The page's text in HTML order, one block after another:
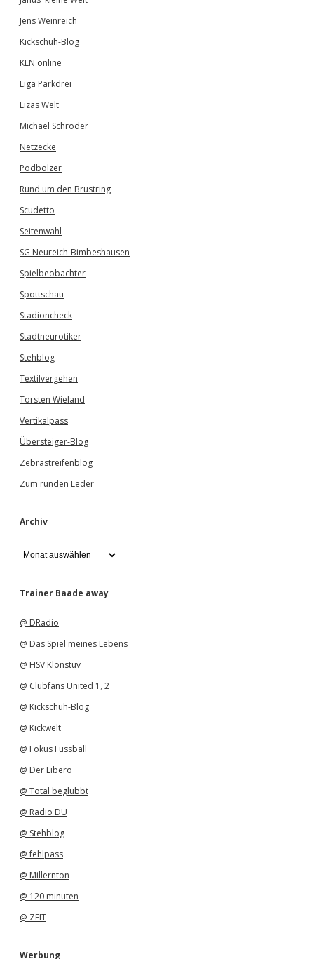
Jens Weinreich
Kickschuh-Blog
KLN online
Liga Parkdrei
Lizas Welt
Michael Schröder
Netzecke
Podbolzer
Rund um den Brustring
Scudetto
Seitenwahl
SG Neureich-Bimbeshausen
Spielbeobachter
Spottschau
Stadioncheck
Stadtneurotiker
Stehblog
Textilvergehen
Torsten Wieland
Vertikalpass
Übersteiger-Blog
Zebrastreifenblog
Zum runden Leder
Archiv
A
r
h
Trainer Baade away
@ DRadio
@ Das Spiel meines Lebens
@ HSV Klönstuv
@ Clubfans United 1 , 2
@ Kickschuh-Blog
@ Kickwelt
@ Fokus Fussball
@ Der Libero
@ Total beglubbt
@ Radio DU
@ Stehblog
@ fehlpass
@ Millernton
@ 120 minuten
@ ZEIT
Werbung